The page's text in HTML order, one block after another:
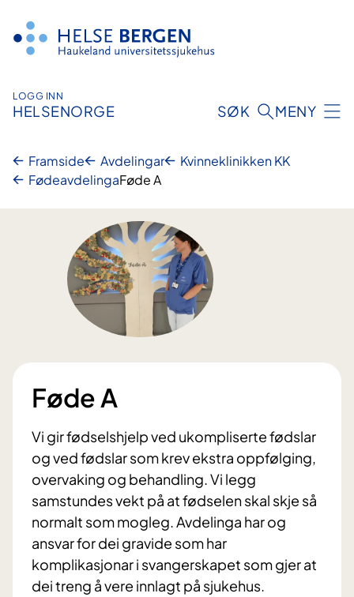
innhald
LOGG INN
HELSENORGE SØK MENY
Framside Avdelingar
Kvinneklinikken KK
FødeavdelingaFøde A
Føde A
Vi gir fødselshjelp ved ukompliserte fødslar
og ved fødslar som krev ekstra oppfølging,
overvaking og behandling. Vi legg
samstundes vekt på at fødselen skal skje så
normalt som mogleg. Avdelinga har og
ansvar for dei gravide som har
komplikasjonar i svangerskapet som gjer at
dei treng å vere innlagt på sjukehus.